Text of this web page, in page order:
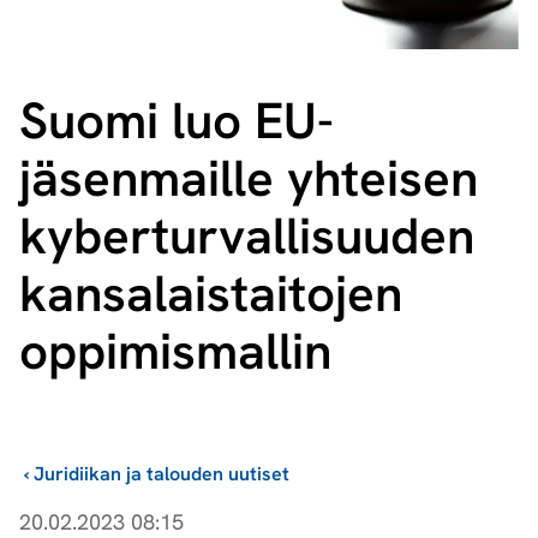
Suomi luo EU-
jäsenmaille yhteisen
ky­ber­tur­val­li­suu­den
kan­sa­lais­tai­to­jen
oppimismallin
Juridiikan ja talouden uutiset
›
20.02.2023 08:15